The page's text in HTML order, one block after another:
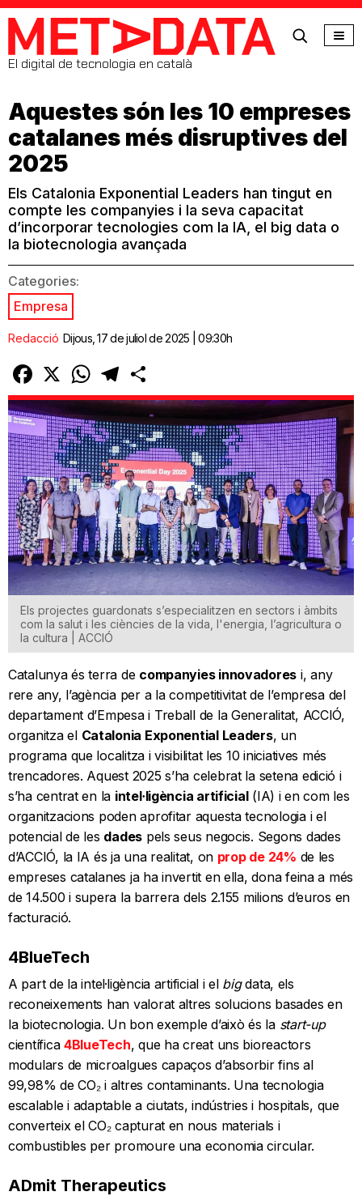
MetaData
El digital de tecnologia en català
Aquestes són les 10 empreses
catalanes més disruptives del
2025
Els Catalonia Exponential Leaders han tingut en
compte les companyies i la seva capacitat
d’incorporar tecnologies com la IA, el big data o
la biotecnologia avançada
Categories:
Empresa
Redacció Dijous, 17 de juliol de 2025 | 09:30h
Facebook
X WhatsAppTelegram
Els projectes guardonats s’especialitzen en sectors i àmbits
com la salut i les ciències de la vida, l'energia, l’agricultura o
la cultura | ACCIÓ
Catalunya és terra de companyies innovadores i, any
rere any, l’agència per a la competitivitat de l’empresa del
departament d’Empesa i Treball de la Generalitat, ACCIÓ,
organitza el Catalonia Exponential Leaders, un
programa que localitza i visibilitat les 10 iniciatives més
trencadores. Aquest 2025 s’ha celebrat la setena edició i
s’ha centrat en la intel·ligència artificial(IA) i en com les
organitzacions poden aprofitar aquesta tecnologia i el
potencial de les dades pels seus negocis. Segons dades
d’ACCIÓ, la IA és ja una realitat, on prop de 24% de les
empreses catalanes ja ha invertit en ella, dona feina a més
de 14.500 i supera la barrera dels 2.155 milions d’euros en
facturació.
4BlueTech
A part de la intel·ligència artificial i el bigdata, els
reconeixements han valorat altres solucions basades en
la biotecnologia. Un bon exemple d’això és la start-up
científica4BlueTech, que ha creat uns bioreactors
modulars de microalgues capaços d’absorbir fins al
99,98% de CO₂ i altres contaminants. Una tecnologia
escalable i adaptable a ciutats, indústries i hospitals, que
converteix el CO₂ capturat en nous materials i
combustibles per promoure una economia circular.
ADmit Therapeutics